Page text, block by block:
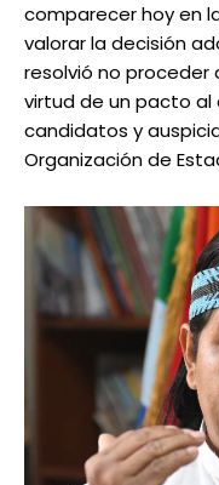
comparecer hoy en
valorar la decisión
resolvió no
virtud de un pacto
candidatos y
Organización de